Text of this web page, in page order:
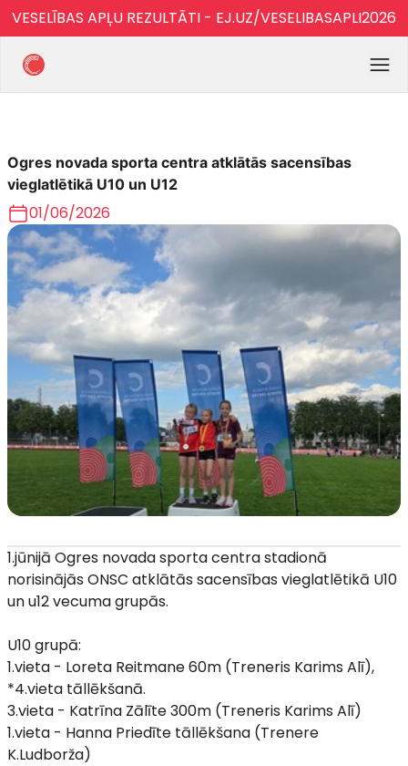
VESELĪBAS APĻU REZULTĀTI - EJ.UZ/VESELIBASAPLI2026
Ogres novada sporta centra atklātās sacensības
vieglatlētikā U10 un U12
01/06/2026
1.jūnijā Ogres novada sporta centra stadionā
norisinājās ONSC atklātās sacensības vieglatlētikā U10
un u12 vecuma grupās.
U10 grupā:
1.vieta - Loreta Reitmane 60m (Treneris Karims Alī),
*4.vieta tāllēkšanā.
3.vieta - Katrīna Zālīte 300m (Treneris Karims Alī)
1.vieta - Hanna Priedīte tāllēkšana (Trenere
K.Ludborža)